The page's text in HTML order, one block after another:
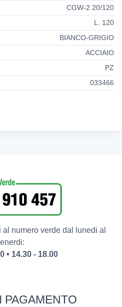
CGW-2 20/120
L. 120
BIANCO-GRIGIO
ACCIAIO
PZ
033466
numero verde dal lunedi al
• 14.30 - 18.00
PAGAMENTO